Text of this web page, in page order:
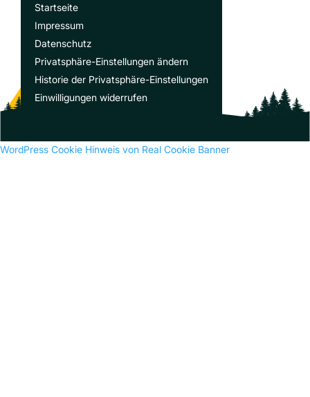
Recent Posts
Recent Comments
Es sind keine Kommentare vorhanden.
Startseite
Impressum
Datenschutz
Privatsphäre-Einstellungen ändern
Historie der Privatsphäre-Einstellungen
Einwilligungen widerrufen
WordPress Cookie Hinweis von Real Cookie Banner